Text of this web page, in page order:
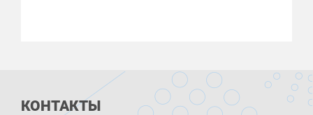
КОНТАКТЫ